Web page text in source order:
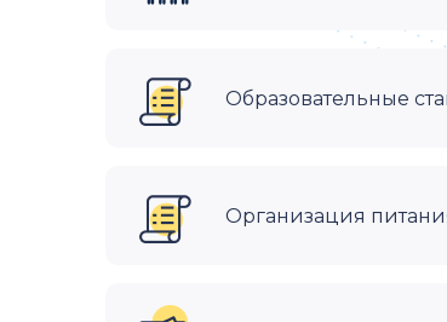
Образовательные
Организация